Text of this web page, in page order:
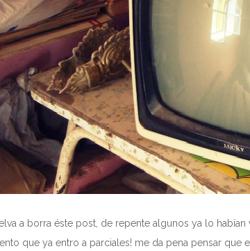
a borra éste post, de repente algunos ya lo
que ya entro a parciales! me da pena pensar que